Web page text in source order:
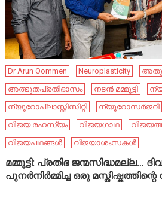
Dr Arun Oommen Neuroplasticity
അത്ഭുതപ്രതിഭാസം
നടൻ മമ്മൂട്ടി
ന്യൂറോപ്ലാസ്റ്റിസിറ്റി
ന്യൂറോസർജറി
വിജയ രഹസ്യം
വിജയഗാഥ
വിജയപഥങ്ങൾ
വിജയാശംസകൾ
മമ്മൂട്ടി: പ്രതിഭ ജന്മസിദ്ധമല്ല…
പുനർനിർമ്മിച്ച ഒരു